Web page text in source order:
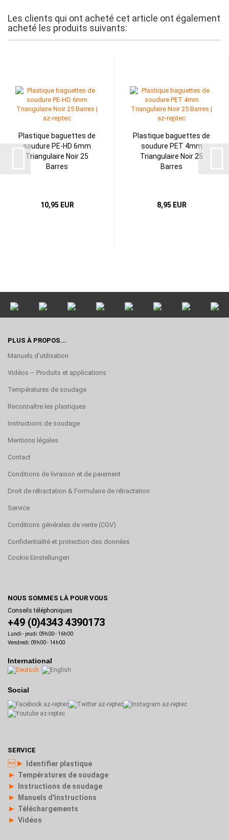
Les clients qui ont acheté cet article ont également
acheté les produits suivants:
Plastique baguettes de
soudure PE-HD 6mm
Triangulaire Noir 25
Barres
10,95 EUR
Plastique baguettes de
soudure PET 4mm
Triangulaire Noir 25
Barres
8,95 EUR
PLUS À PROPOS...
Manuels d’utilisation
Vidéos – Produits et applications
Températures de soudage
Reconnaître les plastiques
Instructions de soudage
Mentions légales
Contact
Conditions de livraison et de paiement
Droit de rétractation & Formulaire de rétractation
Service
Conditions générales de vente (CGV)
Confidentialité et protection des données
Cookie Einstellungen
NOUS SOMMES LÀ POUR VOUS
Conseils téléphoniques
+49 (0)4343 4390173
Lundi - jeudi: 09h00 - 16h00
Vendredi: 09h00 - 14h00
International
Social
SERVICE
► Identifier plastique
► Températures de soudage
► Instructions de soudage
► Manuels d'instructions
► Téléchargements
► Vidéos